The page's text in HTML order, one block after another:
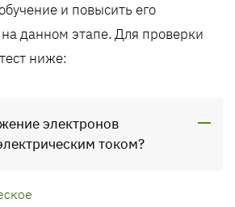
и повысить его
на данном этапе. Для проверки
ниже:
электронов
током?